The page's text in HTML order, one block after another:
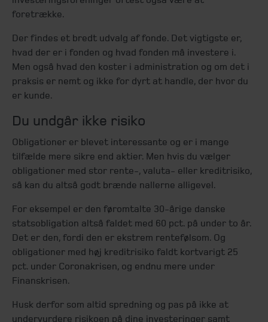
foretrække.
Der findes et bredt udvalg af fonde. Det vigtigste er,
hvad der er i fonden og hvad fonden må investere i.
Men også hvad den koster i administration og om det i
praksis er nemt og ikke for dyrt at handle, der hvor du
er kunde.
Du undgår ikke risiko
Obligationer er blevet interessante og er i mange
tilfælde mere sikre end aktier. Men hvis du vælger
obligationer med stor rente-, valuta- eller kreditrisiko,
så kan du altså godt brænde nallerne alligevel.
For eksempel er den føromtalte 30-årige danske
statsobligation altså faldet med 60 pct. på under to år.
Det er den, fordi den er ekstrem rentefølsom. Og
obligationer med høj kreditrisiko faldt kortvarigt 25
pct. under Coronakrisen, og endnu mere under
Finanskrisen.
Husk derfor som altid spredning og pas på ikke at
undervurdere risikoen på dine investeringer samt